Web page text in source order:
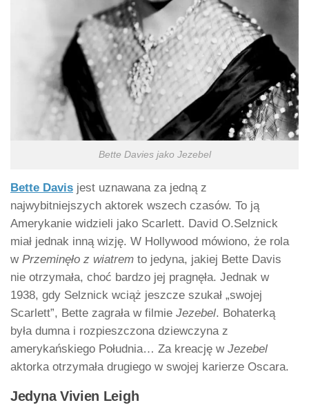
Bette Davies jako Jezebel
Bette Davis jest uznawana za jedną z
najwybitniejszych aktorek wszech czasów. To ją
Amerykanie widzieli jako Scarlett. David O.Selznick
miał jednak inną wizję. W Hollywood mówiono, że rola
w Przeminęło z wiatrem to jedyna, jakiej Bette Davis
nie otrzymała, choć bardzo jej pragnęła. Jednak w
1938, gdy Selznick wciąż jeszcze szukał „swojej
Scarlett”, Bette zagrała w filmie Jezebel. Bohaterką
była dumna i rozpieszczona dziewczyna z
amerykańskiego Południa… Za kreację w Jezebel
aktorka otrzymała drugiego w swojej karierze Oscara.
Jedyna Vivien Leigh